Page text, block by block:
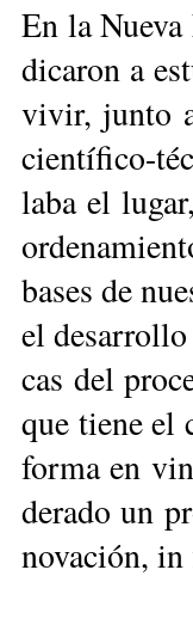
En la
di­ca­ron a
vi­vir, jun­to
cien­tí­fi­co-
la­ba el
ba­ses de
el
cas del
que tie­ne el
for­ma en
de­ra­do un
no­va­ción,